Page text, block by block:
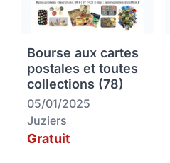
Bourse aux cartes
postales et toutes
collections (78)
05/01/2025
Juziers
Gratuit